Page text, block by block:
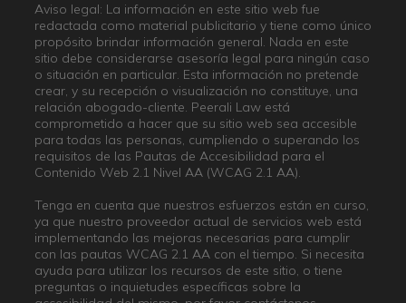
Aviso legal: La información en este sitio web fue
redactada como material publicitario y tiene como único
propósito brindar información general. Nada en este
sitio debe considerarse asesoría legal para ningún caso
o situación en particular. Esta información no pretende
crear, y su recepción o visualización no constituye, una
relación abogado-cliente. Peerali Law está
comprometido a hacer que su sitio web sea accesible
para todas las personas, cumpliendo o superando los
requisitos de las Pautas de Accesibilidad para el
Contenido Web 2.1 Nivel AA (WCAG 2.1 AA).
Tenga en cuenta que nuestros esfuerzos están en curso,
ya que nuestro proveedor actual de servicios web está
implementando las mejoras necesarias para cumplir
con las pautas WCAG 2.1 AA con el tiempo. Si necesita
ayuda para utilizar los recursos de este sitio, o tiene
preguntas o inquietudes específicas sobre la